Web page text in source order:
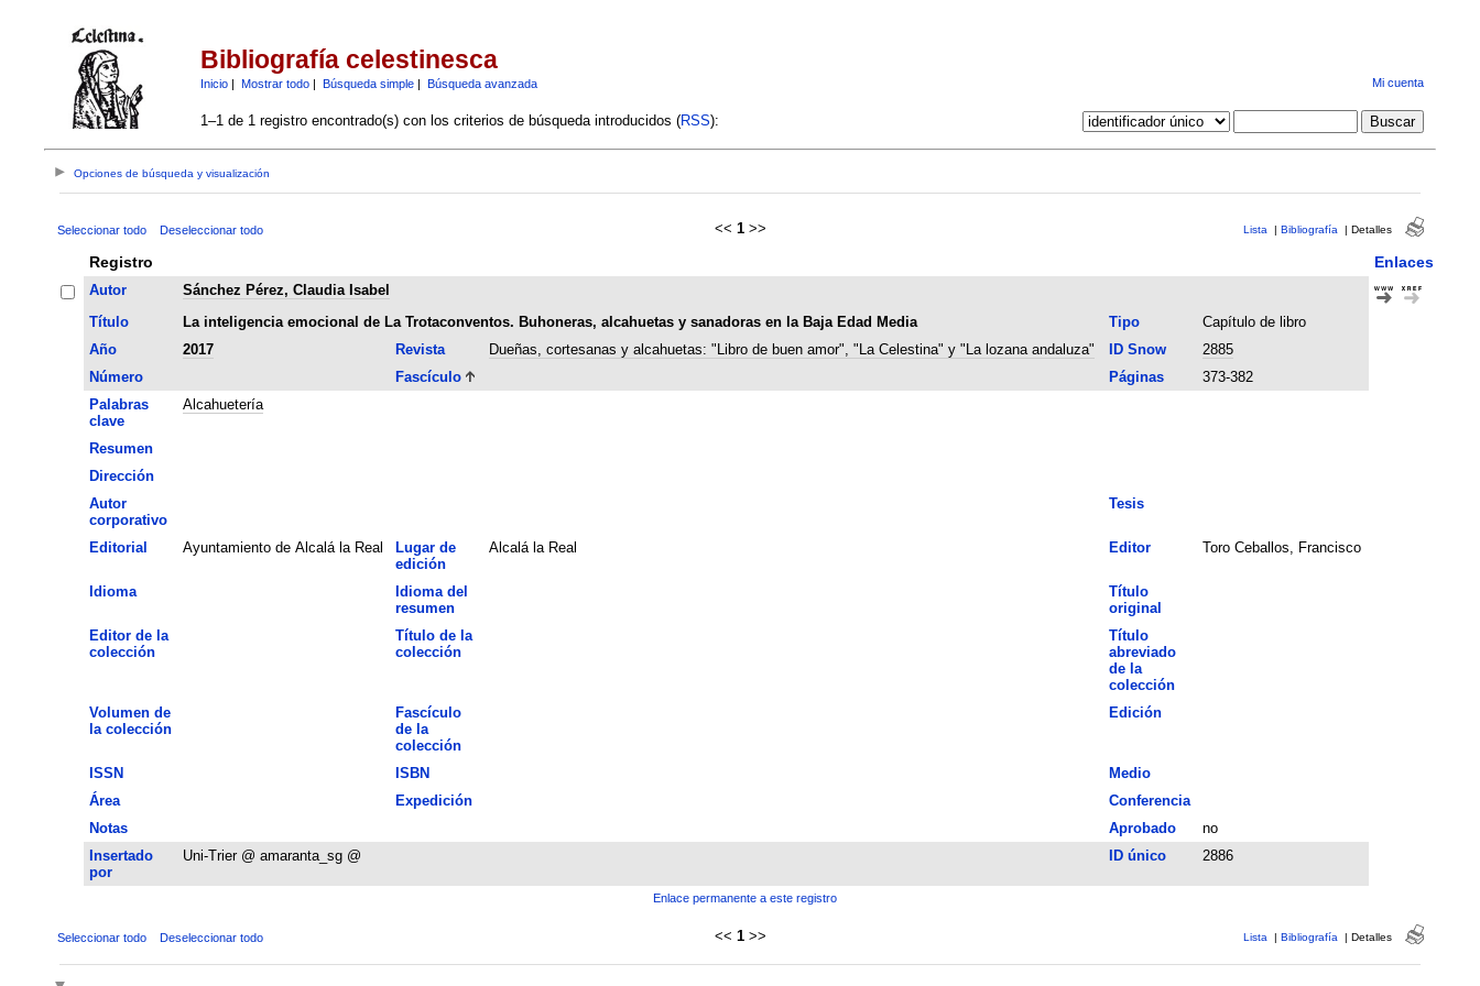
Bibliografía celestinesca
Inicio| Mostrar todo| Búsqueda simple| Búsqueda avanzada Mi cuenta
1–1 de 1 registro encontrado(s) con los criterios de búsqueda introducidos (RSS):
Opciones de búsqueda y visualización
Seleccionar todo Deseleccionar todo << 1 >> Lista | Bibliografía | Detalles
Registro Enlaces
Autor
Sánchez Pérez, Claudia Isabel
Título
La inteligencia emocional de La Trotaconventos. Buhoneras, alcahuetas y sanadoras en la Baja Edad Media Tipo
Capítulo de libro
Año
2017 Revista Dueñas, cortesanas y alcahuetas: "Libro de buen amor", "La Celestina" y "La lozana andaluza" ID Snow
2885
Número
Fascículo Páginas
373-382
Palabras
clave
Alcahuetería
Resumen
Dirección
Autor
corporativo
Tesis
Editorial Ayuntamiento de Alcalá la Real
Lugar de
edición
Alcalá la Real Editor Toro Ceballos, Francisco
Idioma
Idioma del
resumen
Título
original
Editor de la
colección
Título de la
colección
Título
abreviado
de la
colección
Volumen de
la colección
Fascículo
de la
colección
Edición
ISSN ISBN
Medio
Área
Expedición
Conferencia
Notas
Aprobado
no
Insertado
por
Uni-Trier @ amaranta_sg @ ID único 2886
Enlace permanente a este registro
Seleccionar todo Deseleccionar todo << 1 >> Lista | Bibliografía | Detalles